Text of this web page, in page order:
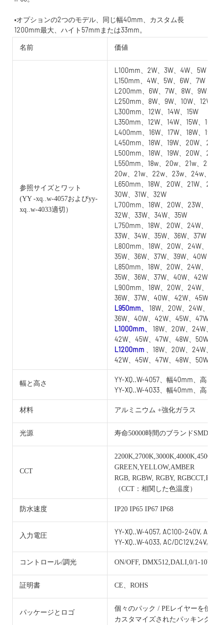
•オプションの2つのモデル、同じ幅40mm、カスタム長
名前 価値
参照サイズとワット
(YY -xq..w-4057およびyy-
xq..w-4033適切）
L100mm、2W、3W、4W、5W
L150mm、4W、5W、6W、7W
L200mm、6W、7W、8W、9W、
L250mm、8W、9W、10W、12W
L300mm、12W、14W、15W
L350mm、12W、14W、15W、16W
L400mm、16W、17W、18W、19W
L450mm、18W、19W、20W、
L500mm、18W、19W、20W、
L550mm、18w、20w、21w、
20w、21w、22w、23w、24w、
L650mm、18W、20W、21W、
30W、31W、32W
L700mm、18W、20W、23W、
32W、33W、34W、35W
L750mm、18W、20W、24W、
33W、34W、35W、36W、37W
L800mm、18W、20W、24W、
35W、36W、37W、39W、40W
L850mm、18W、20W、24W、
35W、36W、37W、40W、42W
L900mm、18W、20W、24W、
36W、37W、40W、42W、45W
L950mm、 18W、20W、24W、
36W、40W、42W、45W、47W
L1000mm、 18W、20W、24W、
42W、45W、47W、48W、50W
L1200mm
、18W、20W、24W、
42W、45W、47W、48W、50W
幅と高さ
YY-XQ..W-4057、幅40mm、高さ
YY-XQ..W-4033、幅40mm、高さ
材料 アルミニウム +強化ガラス
光源 寿命50000時間のブランドSMD
CCT
GREEN,YELLOW,AMBER
RGB, RGBW, RGBY,
（CCT：相関した色温度）
防水速度 IP20 IP65 IP67 IP68
入力電圧
YY-XQ..W-4057, AC100-240V, AC/
YY-XQ..W-4033, AC/
コントロール/調光 ON/OFF, DMX512,DALI,0/1-10V,
証明書 CE、ROHS
パッケージとロゴ
個々のパック / PEレイヤーを使
カスタマイズされたパッキング